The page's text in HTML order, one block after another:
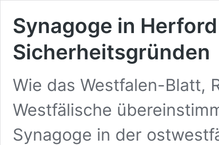
Synagoge in
Sicherheitsgründen
Wie das Westfalen-Blatt,
Westfälische
Synagoge in der